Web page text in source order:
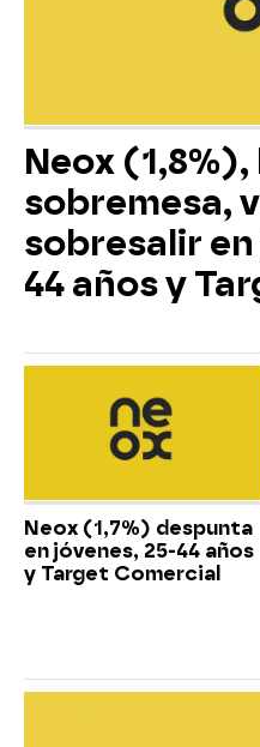
Neox (1,8%),
sobremesa,
sobresalir en
44 años y
Neox (1,7%) despunta
en jóvenes, 25-44 años
y Target Comercial